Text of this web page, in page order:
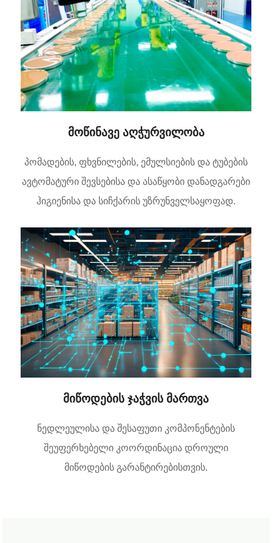
მოწინავე აღჭურვილობა
პომადების, ფხვნილების, ემულსიების და ტუბების
ავტომატური შევსებისა და ასაწყობი დანადგარები
ჰიგიენისა და სიჩქარის უზრუნველსაყოფად.
მიწოდების ჯაჭვის მართვა
ნედლეულისა და შესაფუთი კომპონენტების
შეუფერხებელი კოორდინაცია დროული
მიწოდების გარანტირებისთვის.